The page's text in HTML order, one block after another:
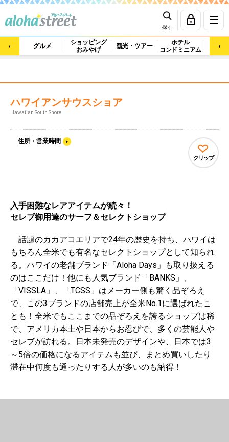
探す
グルメ
ショッピング
おみやげ
観光・ツアー
ホテル
コンドミニアム
マッ
ハワイアンサウスショア
Hawaiian South Shore
住所・営業時間
クリップ
入手困難なレアアイテムが続々！
セレブ御用達のサーフ＆セレクトショップ
話題のカカアコエリアで24年の歴史を持ち、ハワイは
もちろん全米でも有名なセレクトショップとして知られ
る。ハワイの老舗ブランド「Aloha Days」も取り扱える
のはここだけ！他にも人気ブランド「BANKS」、
「VISSLA」、「TCSS」はメーカー側も驚く品ぞろえ
で、この3ブランドの店舗売上が全米No.1に選ばれたこ
とも！全米でもここまでの品ぞろえを誇るショップは稀
で、アメリカ本土や日本からお忍びで、多くの芸能人や
セレブが訪れる。日本未発売のデザインや、日本では3
～5倍の価格になるアイテムも並び、まとめ買いしたり
滞在中何度も通ったりする人が多いのも納得！